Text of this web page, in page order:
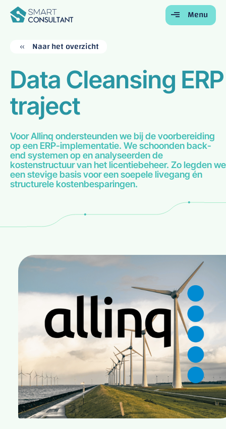
Menu
Home
Voor Bedrijven
Voor Studenten
Over Ons
Contact
Terug
Onze Diensten
Terug
Terug
Terug
Terug
Naar het overzicht
Data Cleansing ERP
traject
Voor Allinq ondersteunden we bij de voorbereiding
op een ERP-implementatie. We schoonden back-
end systemen op en analyseerden de
kostenstructuur van het licentiebeheer. Zo legden we
een stevige basis voor een soepele livegang én
structurele kostenbesparingen.